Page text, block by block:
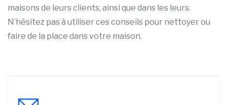
maisons de leurs clients, ainsi que dans les leurs.
N’hésitez pas à utiliser ces conseils pour nettoyer ou
faire de la place dans votre maison.